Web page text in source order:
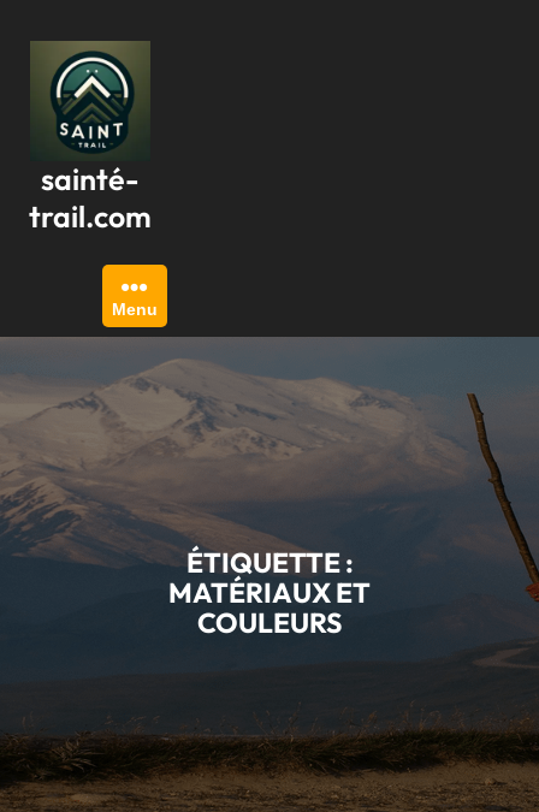
contenu
sainté-
trail.com
Menu
ÉTIQUETTE :
MATÉRIAUX ET
COULEURS